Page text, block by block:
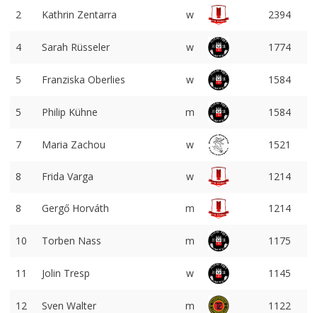
2 Kathrin Zentarra w 2394
4 Sarah Rüsseler w 1774
5 Franziska Oberlies w 1584
5 Philip Kühne m 1584
7 Maria Zachou w 1521
8 Frida Varga w 1214
8 Gergő Horváth m 1214
10 Torben Nass m 1175
11 Jolin Tresp w 1145
12 Sven Walter m 1122